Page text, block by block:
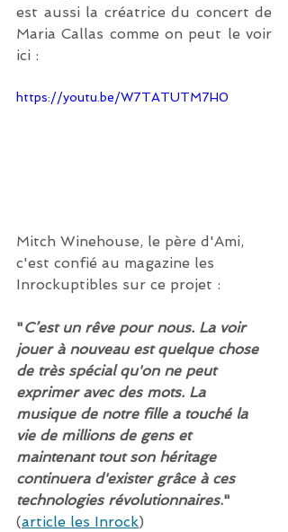
est aussi la créatrice du concert de
Maria Callas comme on peut le voir
ici :
https://youtu.be/W7TATUTM7H0
Mitch Winehouse, le père d'Ami,
c'est confié au magazine les
Inrockuptibles sur ce projet :
"C’est un rêve pour nous. La voir
jouer à nouveau est quelque chose
de très spécial qu'on ne peut
exprimer avec des mots. La
musique de notre fille a touché la
vie de millions de gens et
maintenant tout son héritage
continuera d'exister grâce à ces
technologies révolutionnaires."
(article les Inrock)